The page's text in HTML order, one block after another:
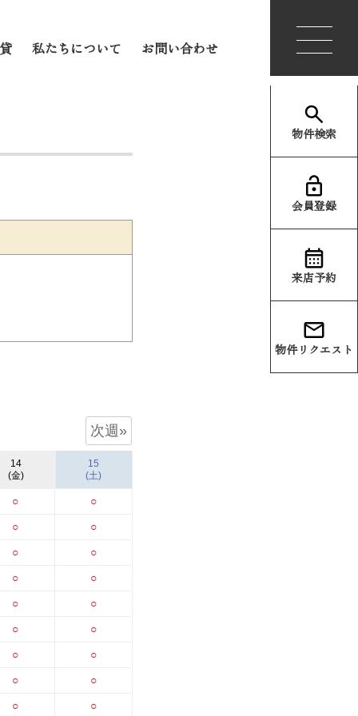
私たちについて お問い合わせ
会員登録 ログイン
物件検索
会員登録
来店予約
物件リクエスト
次週»
14
(金)
○
○
○
○
○
○
○
○
○
15
(土)
○
○
○
○
○
○
○
○
○